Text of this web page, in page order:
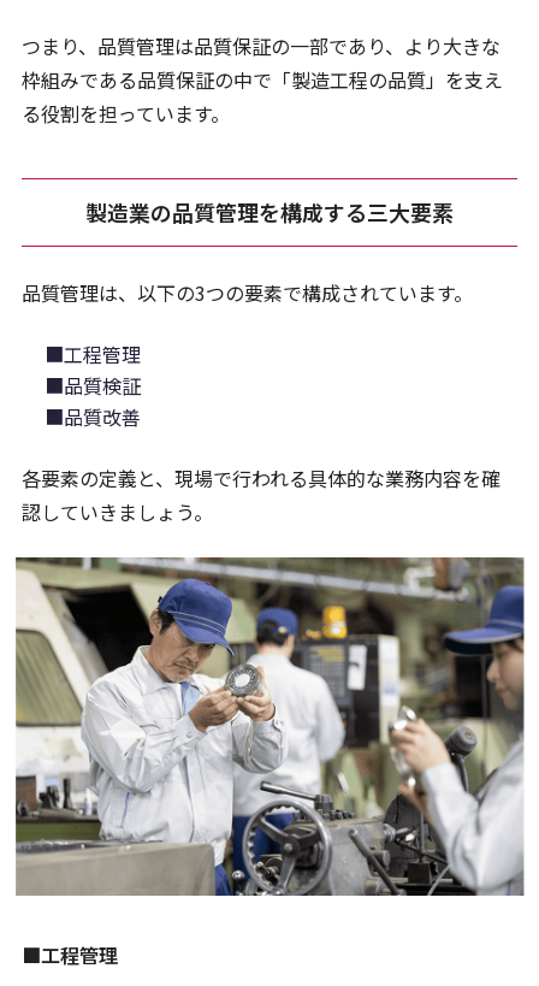
つまり、品質管理は品質保証の一部であり、より大きな
枠組みである品質保証の中で「製造工程の品質」を支え
る役割を担っています。
製造業の品質管理を構成する三大要素
品質管理は、以下の3つの要素で構成されています。
■工程管理
■品質検証
■品質改善
各要素の定義と、現場で行われる具体的な業務内容を確
認していきましょう。
■工程管理